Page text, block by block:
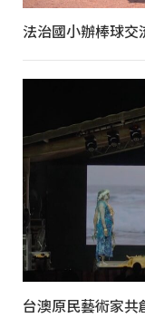
法治國小辦棒球
台澳原民藝術家